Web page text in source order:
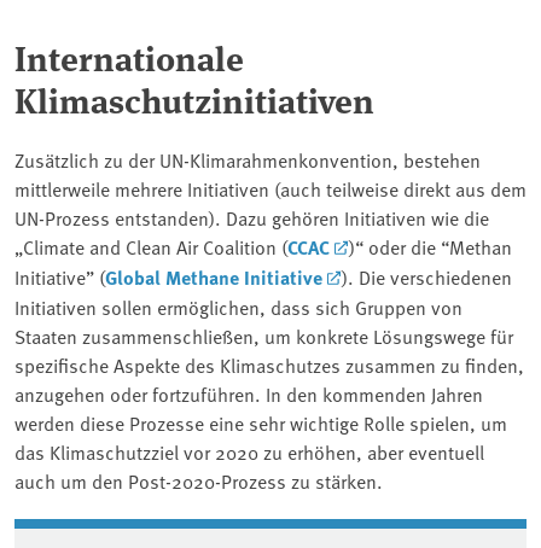
Internationale
Klimaschutzinitiativen
Zusätzlich zu der UN-Klimarahmenkonvention, bestehen
mittlerweile mehrere Initiativen (auch teilweise direkt aus dem
UN-Prozess entstanden). Dazu gehören Initiativen wie die
„Climate and Clean Air Coalition (CCAC
)“ oder die “Methan
Initiative” (Global Methane Initiative
). Die verschiedenen
Initiativen sollen ermöglichen, dass sich Gruppen von
Staaten zusammenschließen, um konkrete Lösungswege für
spezifische Aspekte des Klimaschutzes zusammen zu finden,
anzugehen oder fortzuführen. In den kommenden Jahren
werden diese Prozesse eine sehr wichtige Rolle spielen, um
das Klimaschutzziel vor 2020 zu erhöhen, aber eventuell
auch um den Post-2020-Prozess zu stärken.
Associated content